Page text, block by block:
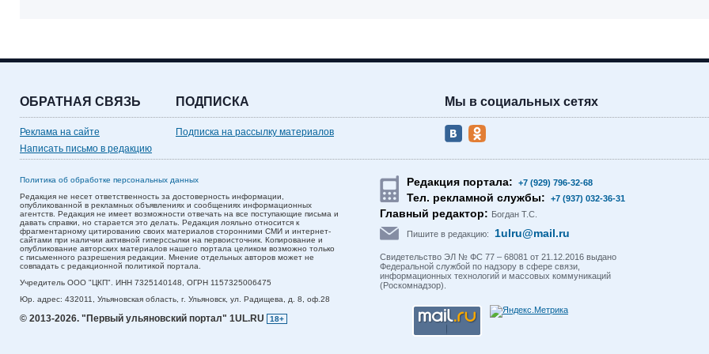
ОБРАТНАЯ СВЯЗЬ
Реклама на сайте
Написать письмо в редакцию
ПОДПИСКА
Подписка на рассылку материалов
Мы в социальных сетях
Политика об обработке персональных данных
Редакция не несет ответственность за достоверность информации,
опубликованной в рекламных объявлениях и сообщениях информационных
агентств. Редакция не имеет возможности отвечать на все поступающие письма и
давать справки, но старается это делать. Редакция лояльно относится к
фрагментарному цитированию своих материалов сторонними СМИ и интернет-
сайтами при наличии активной гиперссылки на первоисточник. Копирование и
опубликование авторских материалов нашего портала целиком возможно только
с письменного разрешения редакции. Мнение отдельных авторов может не
совпадать с редакционной политикой портала.
Учредитель ООО "ЦКП". ИНН 7325140148, ОГРН 1157325006475
Юр. адрес: 432011, Ульяновская область, г. Ульяновск, ул. Радищева, д. 8, оф.28
© 2013-2026. "Первый ульяновский портал" 1UL.RU 18+
Редакция портала: +7 (929) 796-32-68
Тел. рекламной службы: +7 (937) 032-36-31
Главный редактор: Богдан Т.С.
Пишите в редакцию: 1ulru@mail.ru
Свидетельство ЭЛ № ФС 77 – 68081 от 21.12.2016 выдано
Федеральной службой по надзору в сфере связи,
информационных технологий и массовых коммуникаций
(Роскомнадзор).